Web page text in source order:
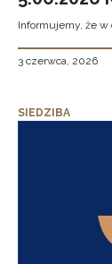
Informujemy, że w
3 czerwca, 2026
SIEDZIBA